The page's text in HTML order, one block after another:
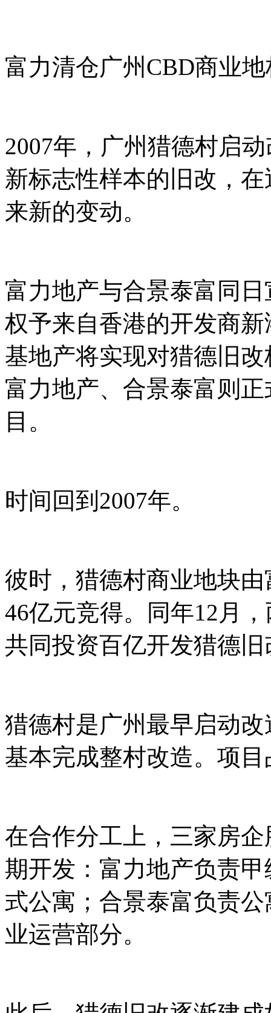
富力清仓广州CBD商业
2007年，广州猎德村启
新标志性样本的旧改，
来新的变动。
富力地产与合景泰富同
权予来自香港的开发商
基地产将实现对猎德旧
富力地产、合景泰富则
目。
时间回到2007年。
彼时，猎德村商业地块
46亿元竞得。同年12月
共同投资百亿开发猎德旧
猎德村是广州最早启动
基本完成整村改造。项
在合作分工上，三家房
期开发：富力地产负责
式公寓；合景泰富负责
业运营部分。